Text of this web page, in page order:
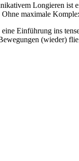
Longieren ist
maximale
Einführung ins
(wieder)